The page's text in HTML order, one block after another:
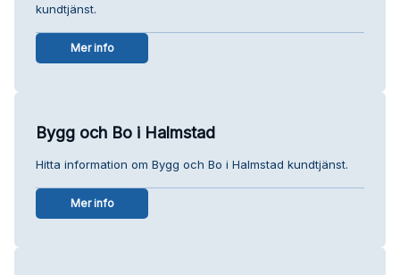
kundtjänst.
Mer info
Bygg och Bo i Halmstad
Hitta information om Bygg och Bo i Halmstad kundtjänst.
Mer info